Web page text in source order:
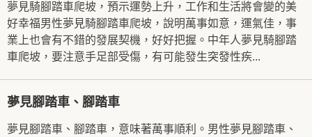
夢見騎腳踏車爬坡，預示運勢上升，工作和生活將會變的美
好幸福男性夢見騎腳踏車爬坡，說明萬事如意，運氣佳，事
業上也會有不錯的發展契機，好好把握。中年人夢見騎腳踏
車爬坡，要注意手足部受傷，有可能發生突發性疾...
夢見腳踏車、腳踏車
夢見腳踏車、腳踏車，意味著萬事順利。男性夢見腳踏車、